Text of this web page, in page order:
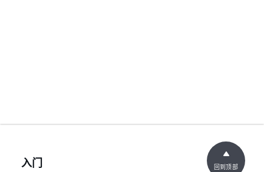
入门 回到顶部